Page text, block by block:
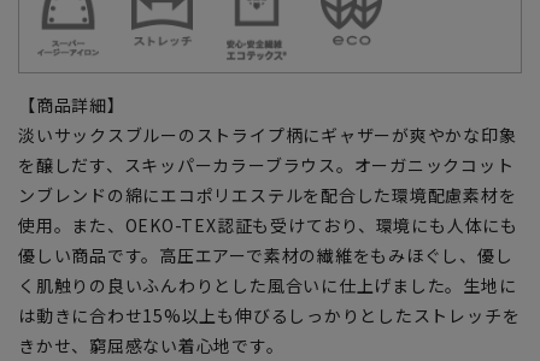
【商品詳細】
淡いサックスブルーのストライプ柄にギャザーが爽やかな印象
を醸しだす、スキッパーカラーブラウス。オーガニックコット
ンブレンドの綿にエコポリエステルを配合した環境配慮素材を
使用。また、OEKO-TEX認証も受けており、環境にも人体にも
優しい商品です。高圧エアーで素材の繊維をもみほぐし、優し
く肌触りの良いふんわりとした風合いに仕上げました。生地に
は動きに合わせ15%以上も伸びるしっかりとしたストレッチを
きかせ、窮屈感ない着心地です。